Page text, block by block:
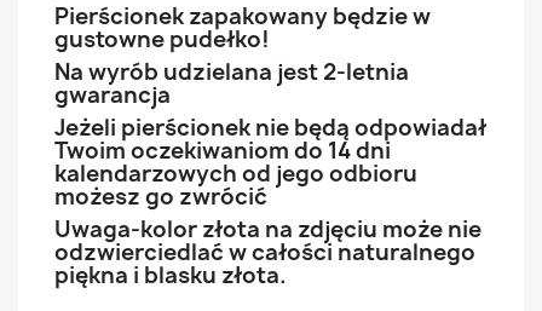
Pierścionek zapakowany będzie w
gustowne pudełko!
Na wyrób udzielana jest 2-letnia
gwarancja
Jeżeli pierścionek nie będą odpowiadał
Twoim oczekiwaniom do 14 dni
kalendarzowych od jego odbioru
możesz go zwrócić
Uwaga-kolor złota na zdjęciu może nie
odzwierciedlać w całości naturalnego
piękna i blasku złota.